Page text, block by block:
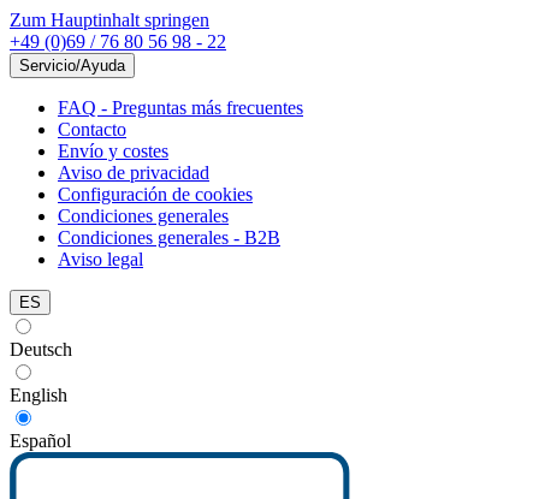
Zum Hauptinhalt springen
+49 (0)69 / 76 80 56 98 - 22
Servicio/Ayuda
FAQ - Preguntas más frecuentes
Contacto
Envío y costes
Aviso de privacidad
Configuración de cookies
Condiciones generales
Condiciones generales - B2B
Aviso legal
ES
Deutsch
English
Español